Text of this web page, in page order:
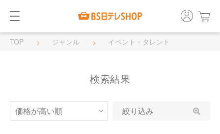
TOP ジャンル イベント・タレント
検索結果
絞り込み